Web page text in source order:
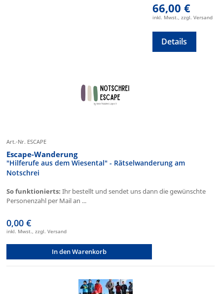
66,00 €
inkl. Mwst., zzgl. Versand
Details
Art.-Nr. ESCAPE
Escape-Wanderung
"Hilferufe aus dem Wiesental" - Rätselwanderung am
Notschrei
So funktionierts: Ihr bestellt und sendet uns dann die gewünschte
Personenzahl per Mail an ...
0,00 €
inkl. Mwst., zzgl. Versand
In den Warenkorb